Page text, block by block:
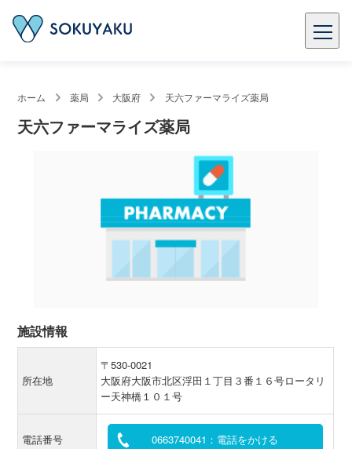
ホーム 薬局 大阪府 天六ファーマライズ薬局
天六ファーマライズ薬局
施設情報
所在地
〒530-0021
大阪府大阪市北区浮田１丁目３番１６号ロータリ
ー天神橋１０１号
電話番号 0663740041：電話をかける